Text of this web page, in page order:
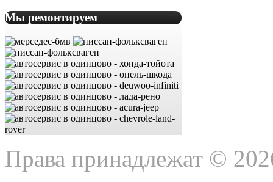
Мы ремонтируем
Права принадлежат ©